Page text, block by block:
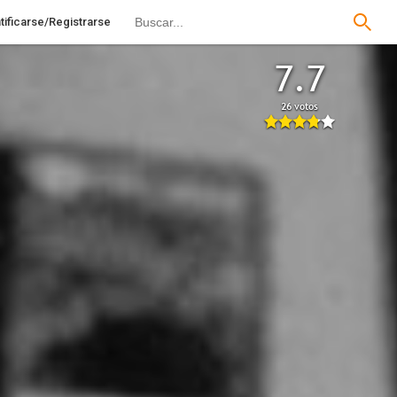
Registrarse
7.7
26 votos